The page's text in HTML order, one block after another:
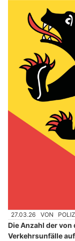
27.03.26 VON
Die Anzahl der
Verkehrsunfälle